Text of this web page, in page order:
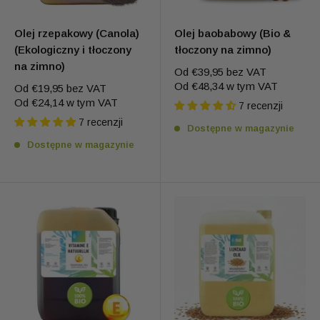
Olej rzepakowy (Canola)
(Ekologiczny i tłoczony
na zimno)
Od €19,95 bez VAT
Od €24,14w tym VAT
7 recenzji
Dostępne w magazynie
Olej baobabowy (Bio &
tłoczony na zimno)
Od €39,95 bez VAT
Od €48,34w tym VAT
7 recenzji
Dostępne w magazynie